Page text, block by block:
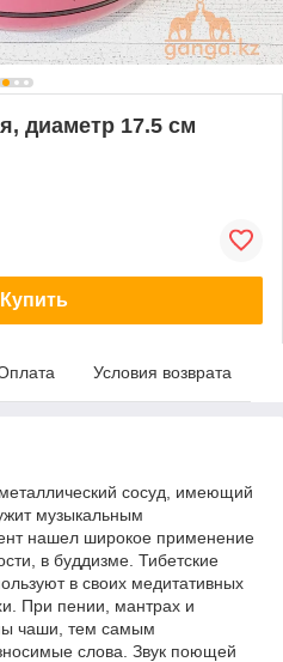
диаметр 17.5 см
Купить
Условия возврата
сосуд, имеющий
музыкальным
нашел широкое применение
в буддизме. Тибетские
в своих медитативных
При пении, мантрах и
чаши, тем самым
слова. Звук поющей